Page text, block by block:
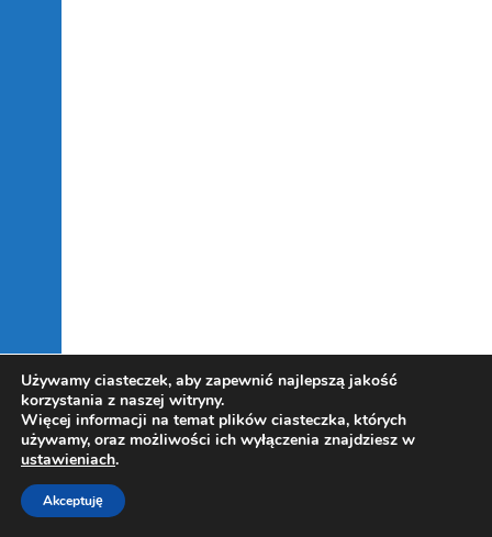
Copyright Kowalczewski 2019-2025
Używamy ciasteczek, aby zapewnić najlepszą jakość
korzystania z naszej witryny.
Więcej informacji na temat plików ciasteczka, których
używamy, oraz możliwości ich wyłączenia znajdziesz w
ustawieniach.
Akceptuję